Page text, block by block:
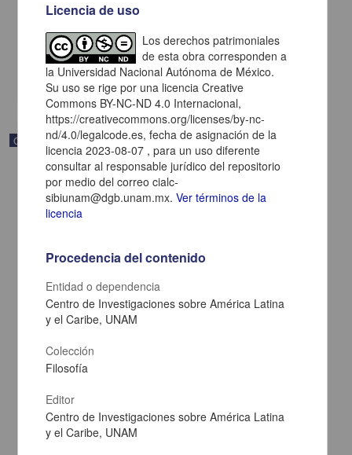
una fotografía
[sin fecha]
Multidisciplina
Correspondencia postal
Carta de Zeferino Pérez, el general Antonio Rábago se encuentra
Pérez, Zeferino
[sin fecha]
Multidisciplina
Licencia de uso
Los derechos patrimoniales
de esta obra corresponden a
la Universidad Nacional Autónoma de México.
Su uso se rige por una licencia Creative
Commons BY-NC-ND 4.0 Internacional,
https://creativecommons.org/licenses/by-nc-
nd/4.0/legalcode.es, fecha de asignación de la
licencia 2023-08-07 , para un uso diferente
consultar al responsable jurídico del repositorio
por medio del correo cialc-
sibiunam@dgb.unam.mx.Ver términos de la
licencia
Procedencia del contenido
Entidad o dependencia
Centro de Investigaciones sobre América Latina
y el Caribe, UNAM
Colección
Filosofía
Editor
Centro de Investigaciones sobre América Latina
y el Caribe, UNAM